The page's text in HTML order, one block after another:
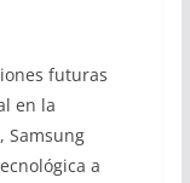
futuras
en la
Samsung
a